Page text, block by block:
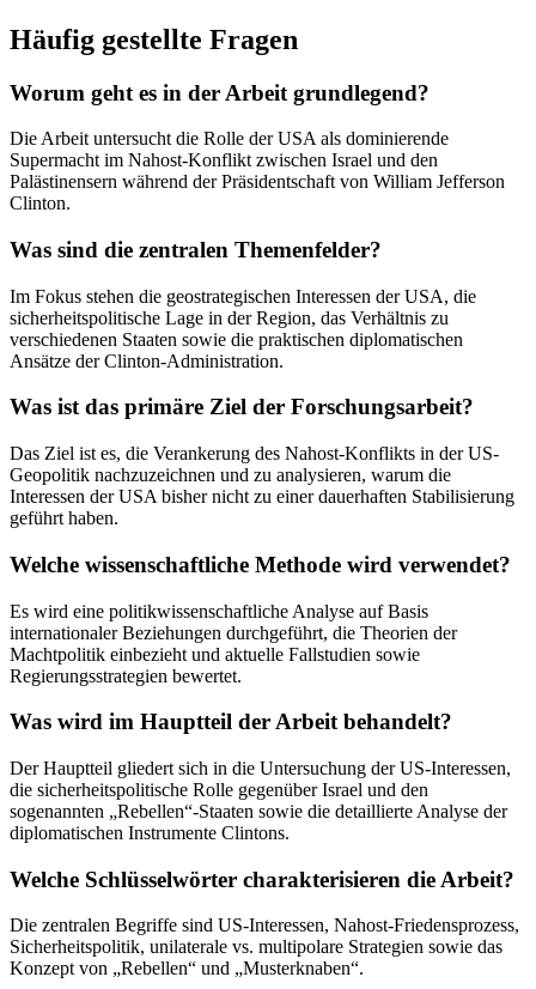
Häufig gestellte Fragen
Worum geht es in der Arbeit grundlegend?
Die Arbeit untersucht die Rolle der USA als dominierende
Supermacht im Nahost-Konflikt zwischen Israel und den
Palästinensern während der Präsidentschaft von William Jefferson
Clinton.
Was sind die zentralen Themenfelder?
Im Fokus stehen die geostrategischen Interessen der USA, die
sicherheitspolitische Lage in der Region, das Verhältnis zu
verschiedenen Staaten sowie die praktischen diplomatischen
Ansätze der Clinton-Administration.
Was ist das primäre Ziel der Forschungsarbeit?
Das Ziel ist es, die Verankerung des Nahost-Konflikts in der US-
Geopolitik nachzuzeichnen und zu analysieren, warum die
Interessen der USA bisher nicht zu einer dauerhaften Stabilisierung
geführt haben.
Welche wissenschaftliche Methode wird verwendet?
Es wird eine politikwissenschaftliche Analyse auf Basis
internationaler Beziehungen durchgeführt, die Theorien der
Machtpolitik einbezieht und aktuelle Fallstudien sowie
Regierungsstrategien bewertet.
Was wird im Hauptteil der Arbeit behandelt?
Der Hauptteil gliedert sich in die Untersuchung der US-Interessen,
die sicherheitspolitische Rolle gegenüber Israel und den
sogenannten „Rebellen“-Staaten sowie die detaillierte Analyse der
diplomatischen Instrumente Clintons.
Welche Schlüsselwörter charakterisieren die Arbeit?
Die zentralen Begriffe sind US-Interessen, Nahost-Friedensprozess,
Sicherheitspolitik, unilaterale vs. multipolare Strategien sowie das
Konzept von „Rebellen“ und „Musterknaben“.